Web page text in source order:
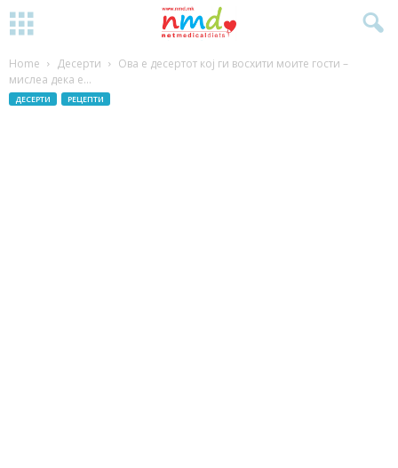
Home Десерти
Ова е десертот кој ги восхити моите гости –
мислеа дека е...
ДЕСЕРТИ РЕЦЕПТИ